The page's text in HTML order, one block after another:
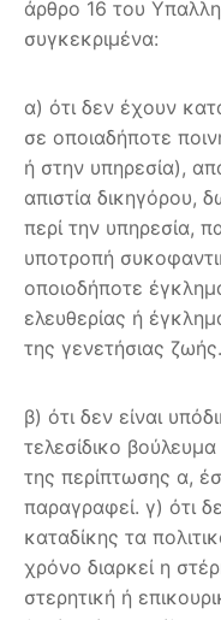
άρθρο 16 του
συγκεκριμένα:
α) ότι δεν έχουν
σε οποιαδήποτε
ή στην υπηρεσία),
απιστία δικηγόρου,
περί την υπηρεσία,
υποτροπή
οποιοδήποτε
ελευθερίας ή
της γενετήσιας ζωής.
β) ότι δεν είναι
τελεσίδικο
της περίπτωσης α,
παραγραφεί. γ) ότι
καταδίκης τα
χρόνο διαρκεί η
στερητική ή